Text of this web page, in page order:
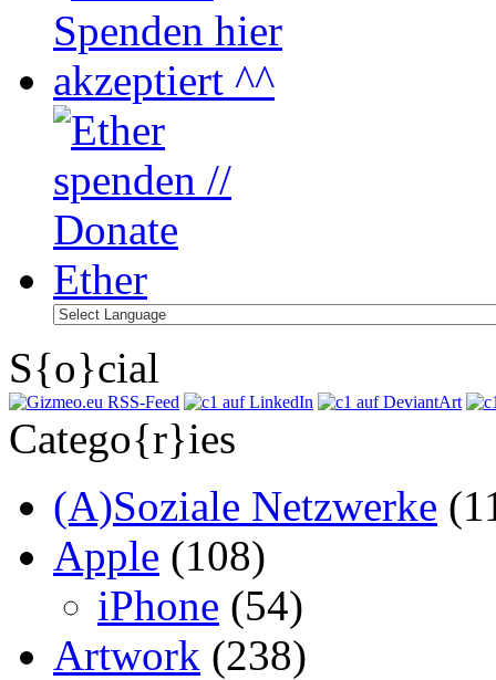
S{o}cial
Catego{r}ies
(A)Soziale Netzwerke
Apple (108)
iPhone (54)
Artwork (238)